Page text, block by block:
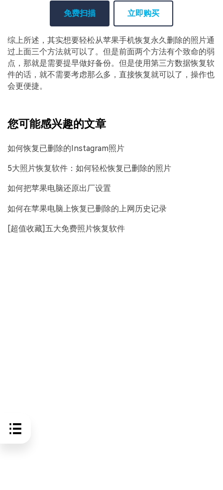
免费扫描 立即购买
综上所述，其实想要轻松从苹果手机恢复永久删除的照片通
过上面三个方法就可以了。但是前面两个方法有个致命的弱
点，那就是需要提早做好备份。但是使用第三方数据恢复软
件的话，就不需要考虑那么多，直接恢复就可以了，操作也
会更便捷。
您可能感兴趣的文章
如何恢复已删除的Instagram照片
5大照片恢复软件：如何轻松恢复已删除的照片
如何把苹果电脑还原出厂设置
如何在苹果电脑上恢复已删除的上网历史记录
[超值收藏]五大免费照片恢复软件